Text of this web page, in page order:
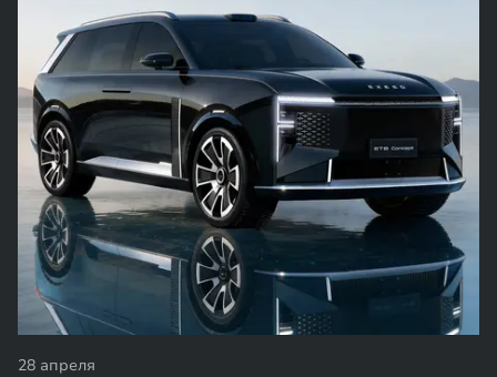
28 апреля